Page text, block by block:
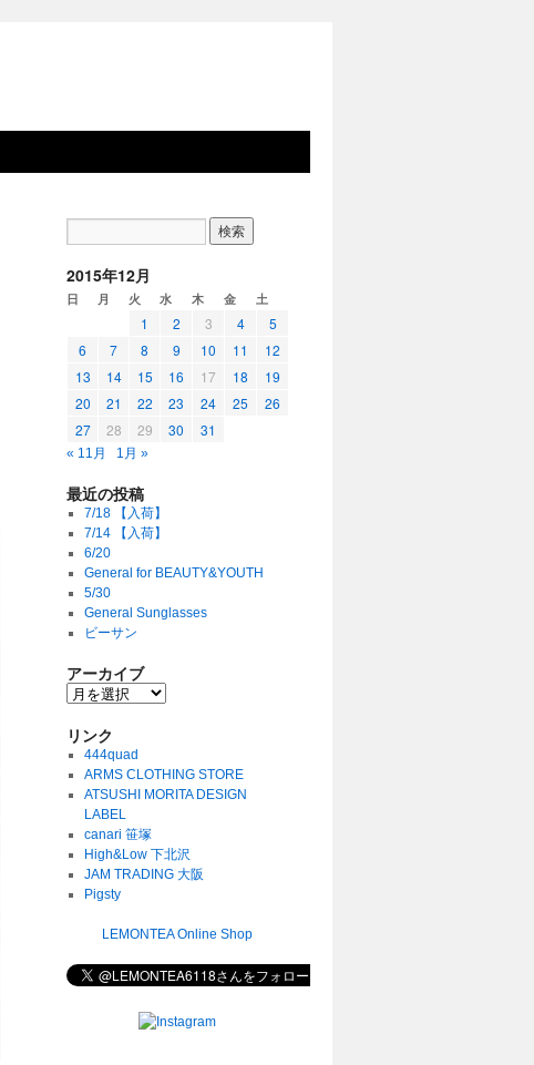
2015年12月
日 月 火 水 木 金 土
1 2 3 4
5
6
7 8 9 10 11
12
13
14 15 16 17 18
19
20
21 22 23 24 25
26
27
28 29 30 31
« 11月 1月 »
最近の投稿
7/18 【入荷】
7/14 【入荷】
6/20
General for BEAUTY&YOUTH
5/30
General Sunglasses
ビーサン
アーカイブ
リンク
444quad
ARMS CLOTHING STORE
ATSUSHI MORITA DESIGN
LABEL
canari 笹塚
High&Low 下北沢
JAM TRADING 大阪
Pigsty
LEMONTEA Online Shop